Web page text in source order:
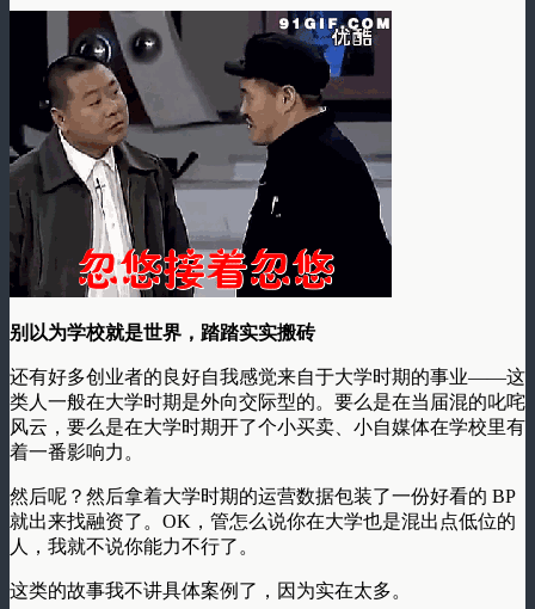
别以为学校就是世界，踏踏实实搬砖
还有好多创业者的良好自我感觉来自于大学时期的事业——这
类人一般在大学时期是外向交际型的。要么是在当届混的叱咤
风云，要么是在大学时期开了个小买卖、小自媒体在学校里有
着一番影响力。
然后呢？然后拿着大学时期的运营数据包装了一份好看的 BP
就出来找融资了。OK，管怎么说你在大学也是混出点低位的
人，我就不说你能力不行了。
这类的故事我不讲具体案例了，因为实在太多。